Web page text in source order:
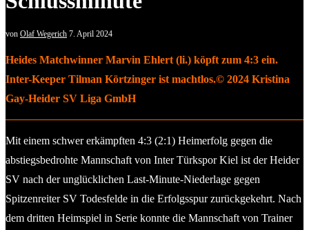
von Olaf Wegerich 7. April 2024
Heides Matchwinner Marvin Ehlert (li.) köpft zum 4:3 ein.
Inter-Keeper Tilman Körtzinger ist machtlos.© 2024 Kristina
Gay-Heider SV Liga GmbH
Mit einem schwer erkämpften 4:3 (2:1) Heimerfolg gegen die
abstiegsbedrohte Mannschaft von Inter Türkspor Kiel ist der Heider
SV nach der unglücklichen Last-Minute-Niederlage gegen
Spitzenreiter SV Todesfelde in die Erfolgsspur zurückgekehrt. Nach
dem dritten Heimspiel in Serie konnte die Mannschaft von Trainer